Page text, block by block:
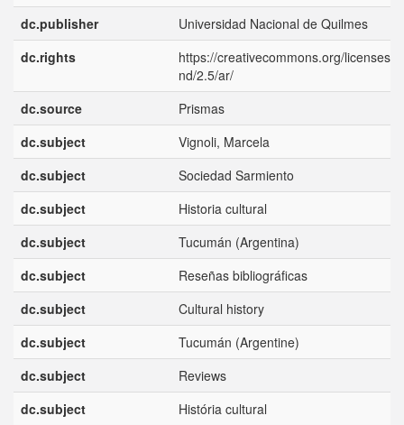
dc.publisher
Universidad Nacional de Quilmes
dc.rights
https://creativecommons.org/licenses/
nd/2.5/ar/
dc.source
Prismas
dc.subject
Vignoli, Marcela
dc.subject
Sociedad Sarmiento
dc.subject
Historia cultural
dc.subject
Tucumán (Argentina)
dc.subject
Reseñas bibliográficas
dc.subject
Cultural history
dc.subject
Tucumán (Argentine)
dc.subject
Reviews
dc.subject
História cultural